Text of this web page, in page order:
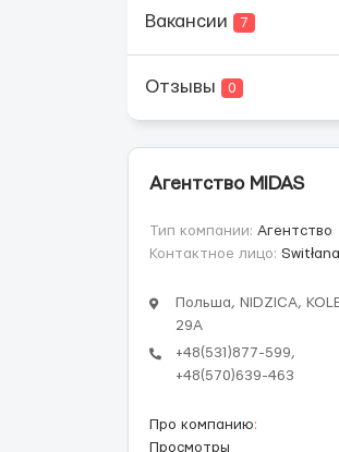
Вакансии 7
Отзывы 0
Агентство MIDAS
Тип компании: Агентство
Контактное лицо: Switłana
Польша, NIDZICA,
29A
+48(531)877-599,
+48(570)639-463
Про компанию:
Просмотры